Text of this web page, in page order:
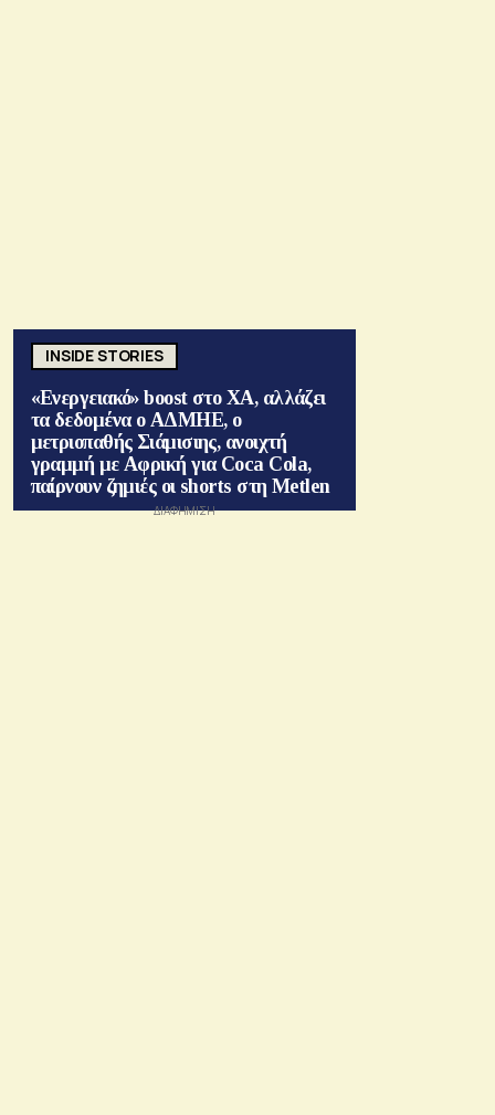
INSIDE STORIES
«Ενεργειακό» boost στο ΧΑ, αλλάζει
τα δεδομένα ο ΑΔΜΗΕ, ο
μετριοπαθής Σιάμισιης, ανοιχτή
γραμμή με Αφρική για Coca Cola,
παίρνουν ζημιές οι shorts στη Metlen